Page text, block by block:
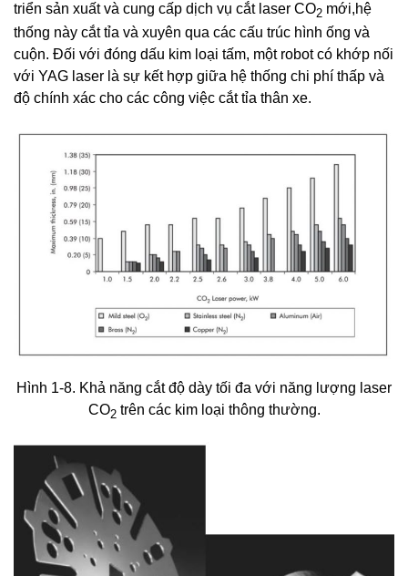
triển sản xuất và cung cấp dịch vụ cắt laser CO2 mới,hệ
thống này cắt tỉa và xuyên qua các cấu trúc hình ống và
cuộn. Đối với đóng dấu kim loại tấm, một robot có khớp nối
với YAG laser là sự kết hợp giữa hệ thống chi phí thấp và
độ chính xác cho các công việc cắt tỉa thân xe.
Hình 1-8. Khả năng cắt độ dày tối đa với năng lượng laser
CO2trên các kim loại thông thường.